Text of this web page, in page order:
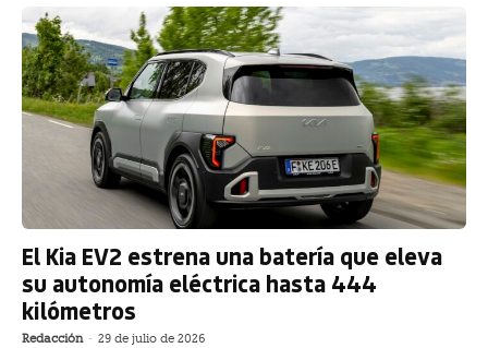
El Kia EV2 estrena una batería que eleva
su autonomía eléctrica hasta 444
kilómetros
Redacción - 29 de julio de 2026